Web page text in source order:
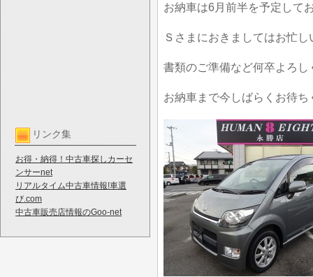
リンク集
お得・納得！中古車探しカーセ
ンサーnet
リアルタイム中古車情報!車選
び.com
中古車販売店情報のGoo-net
お納車は6月前半を予定して
Ｓさまにおきましてはお忙
書類のご準備など何卒よろ
お納車まで今しばらくお待ち